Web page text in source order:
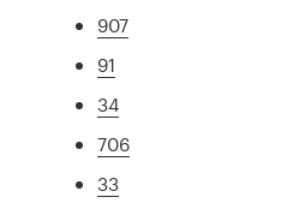
907
91
34
706
33